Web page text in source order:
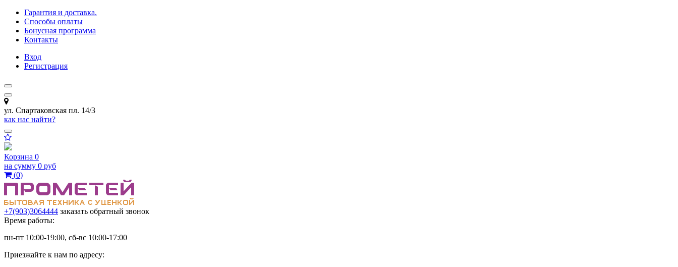
Гарантия и доставка.
Способы оплаты
Бонусная программа
Контакты
Вход
Регистрация
ул. Спартаковская пл. 14/3
как нас найти?
Корзина 0
на сумму 0 руб
(0)
+7(903)3064444 заказать обратный звонок
Время работы:
пн-пт 10:00-19:00, сб-вс 10:00-17:00
Приезжайте к нам по адресу: